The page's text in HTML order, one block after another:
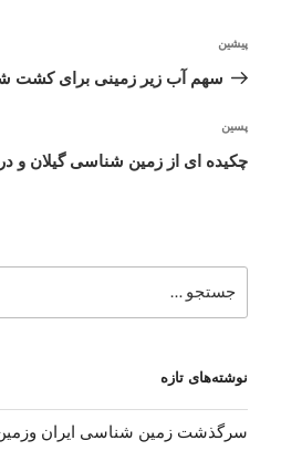
نوشته
قبلی
پیشین
سهم آب زیر زمینی برای کشت
نوشته‌ٔ
بعدی
پسین
چکیده ای از زمین شناسی گیلان و
برای
نوشته‌های تازه
سرگذشت زمین شناسی ایران